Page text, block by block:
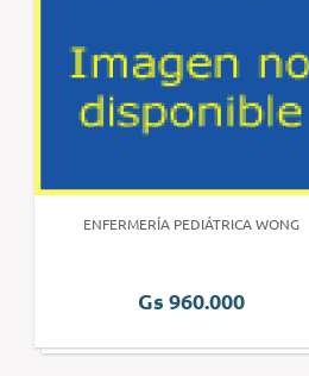
ENFERMERÍA PEDIÁTRICA WONG
Gs 960.000